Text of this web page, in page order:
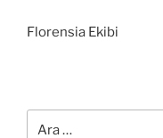
Florensia Ekibi